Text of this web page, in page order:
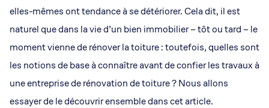
elles-mêmes ont tendance à se détériorer. Cela dit, il est
naturel que dans la vie d’un bien immobilier – tôt ou tard – le
moment vienne de rénover la toiture : toutefois, quelles sont
les notions de base à connaître avant de confier les travaux à
une entreprise de rénovation de toiture ? Nous allons
essayer de le découvrir ensemble dans cet article.